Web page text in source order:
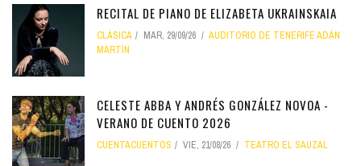
RECITAL DE PIANO DE ELIZABETA UKRAINSKAIA
CLÁSICA MAR, 29/09/26
AUDITORIO DE TENERIFE ADÁN
MARTÍN
CELESTE ABBA Y ANDRÉS GONZÁLEZ NOVOA -
VERANO DE CUENTO 2026
CUENTACUENTOS VIE, 21/08/26 TEATRO EL SAUZAL